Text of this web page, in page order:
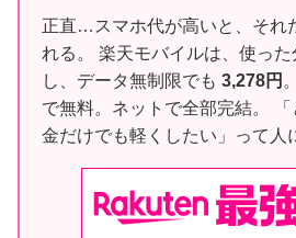
正直…スマホ代が高いと、それ
れる。 楽天モバイルは、使っ
し、データ無制限でも 3,278円
で無料。ネットで全部完結。
金だけでも軽くしたい」って人